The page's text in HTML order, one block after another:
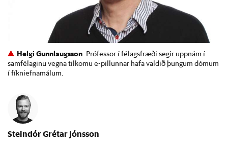
Helgi Gunnlaugsson Prófessor í félagsfræði segir uppnám í
samfélaginu vegna tilkomu e-pillunnar hafa valdið þungum dómum
í fíkniefnamálum.
Steindór Grétar Jónsson